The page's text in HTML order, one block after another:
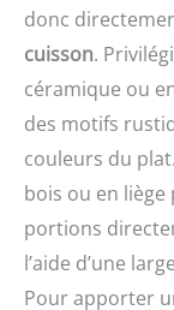
donc
cuisson.
céramique ou
des motifs
couleurs du
bois ou en
portions
l’aide d’une
Pour apporter